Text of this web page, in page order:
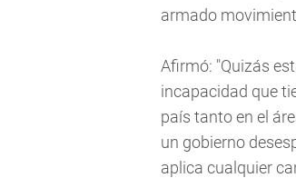
armado
Afirmó: "Quizás
incapacidad que
país tanto en el
un gobierno
aplica cualquier